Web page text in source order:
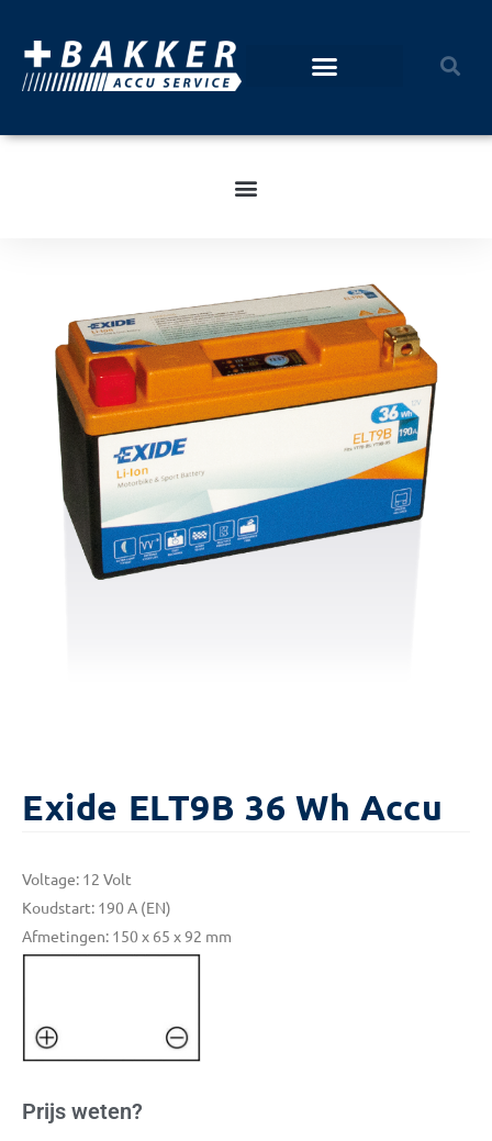
Exide ELT9B 36 Wh Accu
Voltage: 12 Volt
Koudstart: 190 A (EN)
Afmetingen: 150 x 65 x 92 mm
Prijs weten?